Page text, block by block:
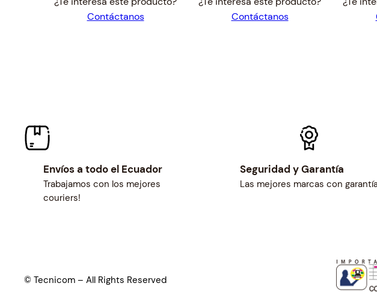
was:
$156.61.
is:
$145.00.
Contáctanos
was:
$211.67.
is:
$195.99.
Contáctanos
Envíos a todo el Ecuador
Trabajamos con los mejores
couriers!
Seguridad y Garantía
Las mejores marcas con
© Tecnicom – All Rights Reserved